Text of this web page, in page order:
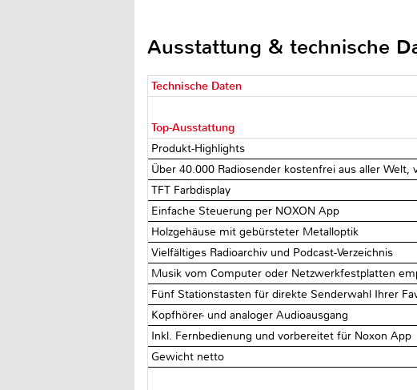
Ausstattung & technische
Technische Daten
Top-Ausstattung
Produkt-Highlights
Über 40.000 Radiosender kostenfrei aus aller Welt,
TFT Farbdisplay
Einfache Steuerung per NOXON App
Holzgehäuse mit gebürsteter Metalloptik
Vielfältiges Radioarchiv und Podcast-Verzeichnis
Musik vom Computer oder Netzwerkfestplatten
Fünf Stationstasten für direkte Senderwahl Ihrer
Kopfhörer- und analoger Audioausgang
Inkl. Fernbedienung und vorbereitet für Noxon App
Gewicht netto